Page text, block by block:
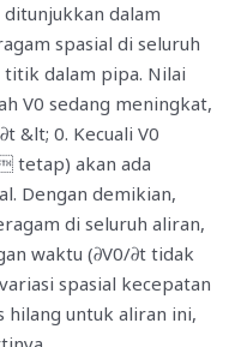
dalam
spasial di seluruh
titik dalam pipa. Nilai
V0 sedang meningkat,
&lt; 0. Kecuali V0
tetap) akan ada
Dengan demikian,
di seluruh aliran,
waktu (𝜕V0/𝜕t tidak
spasial kecepatan
hilang untuk aliran ini,